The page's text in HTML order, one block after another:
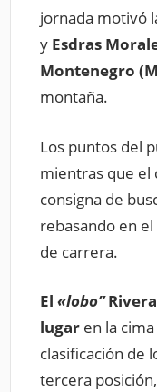
jornada motivó
y Esdras
Montenegro
montaña.
Los puntos del
mientras que el
consigna de
rebasando en
de carrera.
El «lobo”Rivera
lugar en la
clasificación de
tercera